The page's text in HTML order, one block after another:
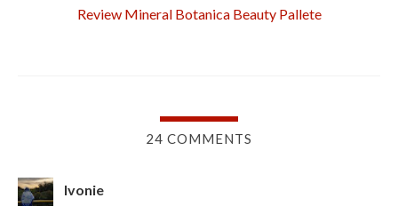
Review Mineral Botanica Beauty Pallete
24 COMMENTS
Ivonie